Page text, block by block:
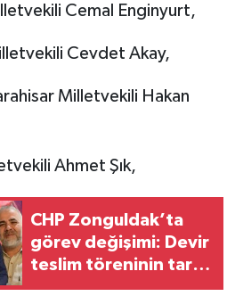
Cemal Enginyurt,
Cevdet Akay,
Milletvekili Hakan
Ahmet Şık,
CHP Zonguldak’ta
görev değişimi: Devir
teslim töreninin tarihi
belli oldu